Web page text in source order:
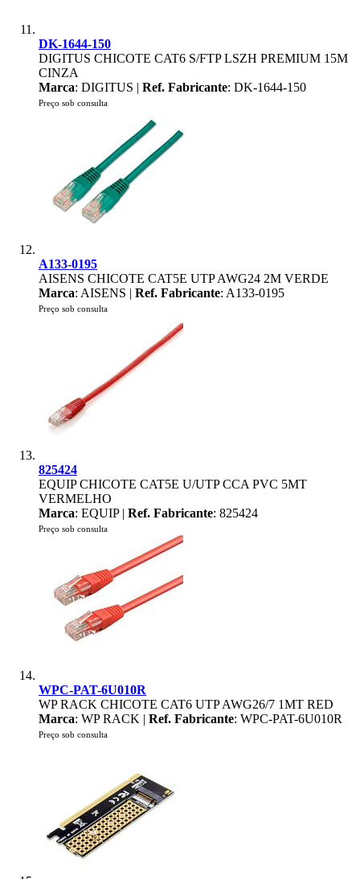
DK-1644-150
DIGITUS CHICOTE CAT6 S/FTP LSZH PREMIUM 15M
CINZA
Marca: DIGITUS | Ref. Fabricante: DK-1644-150
Preço sob consulta
A133-0195
AISENS CHICOTE CAT5E UTP AWG24 2M VERDE
Marca: AISENS | Ref. Fabricante: A133-0195
Preço sob consulta
825424
EQUIP CHICOTE CAT5E U/UTP CCA PVC 5MT
VERMELHO
Marca: EQUIP | Ref. Fabricante: 825424
Preço sob consulta
WPC-PAT-6U010R
WP RACK CHICOTE CAT6 UTP AWG26/7 1MT RED
Marca: WP RACK | Ref. Fabricante: WPC-PAT-6U010R
Preço sob consulta